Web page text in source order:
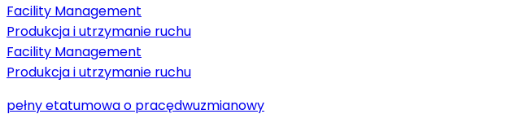
Facility Management
Produkcja i utrzymanie ruchu
Facility Management
Produkcja i utrzymanie ruchu
pełny etatumowa o pracędwuzmianowy